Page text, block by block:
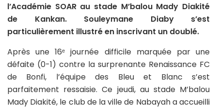
l’Académie SOAR au stade M’balou Mady Diakité
de Kankan. Souleymane Diaby s’est
particulièrement illustré en inscrivant un doublé.
Après une 16ᵉ journée difficile marquée par une
défaite (0-1) contre la surprenante Renaissance FC
de Bonfi, l’équipe des Bleu et Blanc s’est
parfaitement ressaisie. Ce jeudi, au stade M’balou
Mady Diakité, le club de la ville de Nabayah a accueilli